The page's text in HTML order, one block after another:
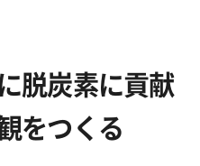
脱炭素に貢献
をつくる